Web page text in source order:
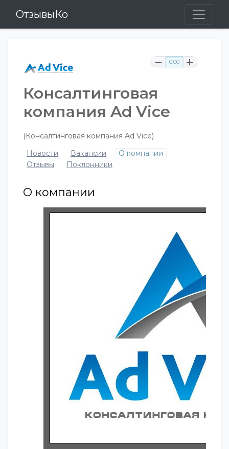
ОтзывыКо
0.00
Консалтинговая
компания Ad Vice
(Консалтинговая компания Ad Vice)
Новости
Вакансии
О компании
Отзывы
Поклонники
О компании